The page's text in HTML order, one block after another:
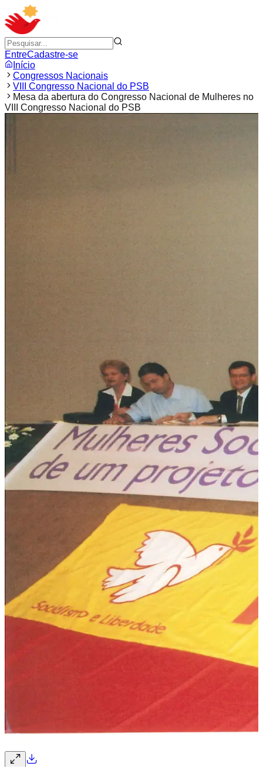
EntreCadastre-se
Início
Congressos Nacionais
VIII Congresso Nacional do PSB
Mesa da abertura do Congresso Nacional de Mulheres no
VIII Congresso Nacional do PSB